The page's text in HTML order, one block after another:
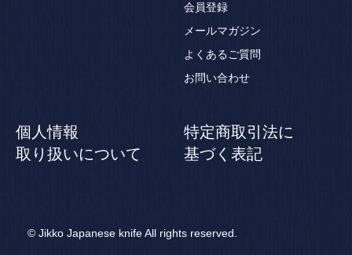
会員登録
メールマガジン
よくあるご質問
お問い合わせ
個人情報
取り扱いについて
特定商取引法に
基づく表記
© Jikko Japanese knife All rights reserved.